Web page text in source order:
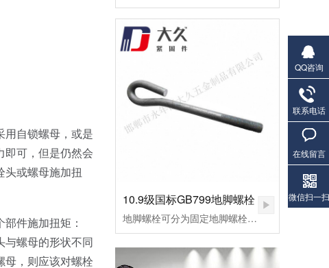
用自锁螺母，或是
即可，但是仍然会
或螺母施加扭
件施加扭矩：
与螺母的形状不同
母，则应该对螺栓
10.9级国标GB799地脚螺栓
地脚螺栓可分为固定地脚螺栓、活动地脚螺栓，胀锚地脚螺栓，和粘接地脚螺栓，其中根据外形不同，L型预埋螺栓，9字预埋螺栓，焊接预埋螺栓，地板预埋螺栓。应用行业：适用于各种设备固定、钢结构基础预埋件、路灯、交通指示牌、泵、锅炉安装、重型设备预埋固定等。
QQ咨询
联系电话
在线留言
微信扫一扫